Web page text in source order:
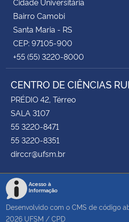
Bairro Camobi
Santa Maria - RS
CEP: 97105-900
+55 (55) 3220-8000
CENTRO DE CIÊNCIAS
PRÉDIO 42, Térreo
SALA 3107
55 3220-8471
55 3220-8351
dirccr@ufsm.br
Acesso à
Informação
Desenvolvido com o CMS de código
2026 UFSM / CPD